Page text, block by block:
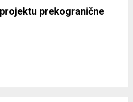
prekogranične